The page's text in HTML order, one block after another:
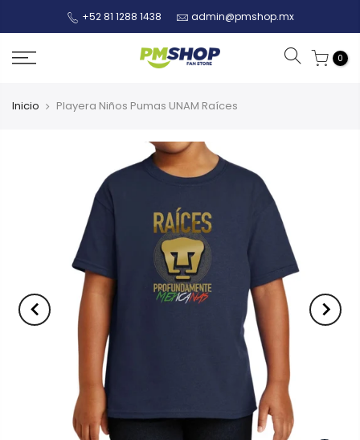
+52 81 1288 1438 admin@pmshop.mx
0
Inicio Playera Niños Pumas UNAM Raíces